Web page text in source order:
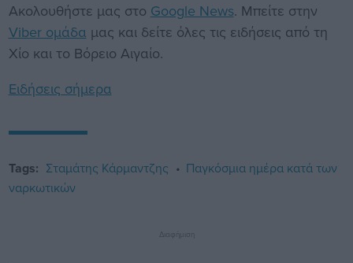
Ακολουθήστε μας στο Google News. Μπείτε στην
Viber ομάδα μας και δείτε όλες τις ειδήσεις από τη
Χίο και το Βόρειο Αιγαίο.
Ειδήσεις σήμερα
Tags: Σταμάτης Κάρμαντζης
Παγκόσμια ημέρα κατά των
ναρκωτικών
Διαφήμιση